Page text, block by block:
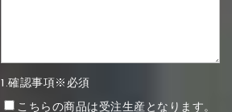
1.確認事項※必須
こちらの商品は受注生産となります。